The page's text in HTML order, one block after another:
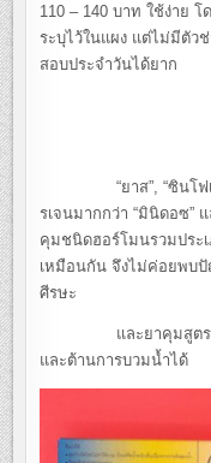
110 – 140 บาท ใช้ง่าย โ
ระบุไว้ในแผง แต่ไม่มีตัว
สอบประจำวันได้ยาก
“ยาส”, “ซินโฟเนีย”
รเจนมากกว่า “มินิดอซ”
คุมชนิดฮอร์โมนรวมประ
เหมือนกัน จึงไม่ค่อยพบ
ศีรษะ
และยาคุมสูตรนี้ยังมี
และต้านการบวมน้ำได้